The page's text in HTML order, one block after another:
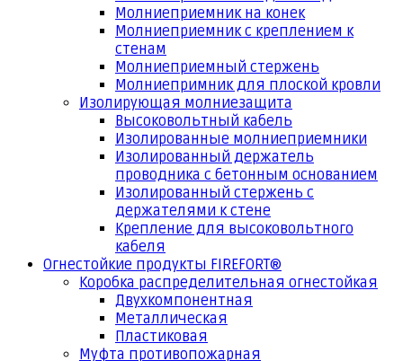
Молниеприемник на конек
Молниеприемник с креплением к
стенам
Молниеприемный стержень
Молниепримник для плоской кровли
Изолирующая молниезащита
Высоковольтный кабель
Изолированные молниеприемники
Изолированный держатель
проводника с бетонным основанием
Изолированный стержень с
держателями к стене
Крепление для высоковольтного
кабеля
Огнестойкие продукты FIREFORT®
Коробка распределительная огнестойкая
Двухкомпонентная
Металлическая
Пластиковая
Муфта противопожарная